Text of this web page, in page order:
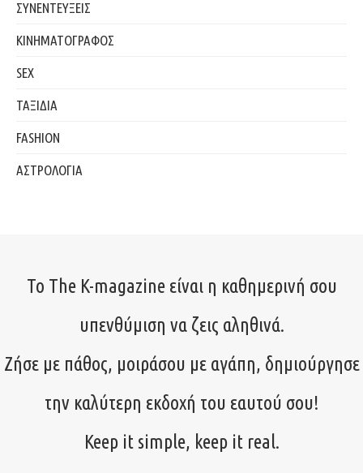
ΣΥΝΕΝΤΕΥΞΕΙΣ
ΚΙΝΗΜΑΤΟΓΡΑΦΟΣ
SEX
ΤΑΞΙΔΙΑ
FASHION
ΑΣΤΡΟΛΟΓΙΑ
Το The K-magazine είναι η καθημερινή σου
υπενθύμιση να ζεις αληθινά.
Ζήσε με πάθος, μοιράσου με αγάπη, δημιούργησε
την καλύτερη εκδοχή του εαυτού σου!
Keep it simple, keep it real.